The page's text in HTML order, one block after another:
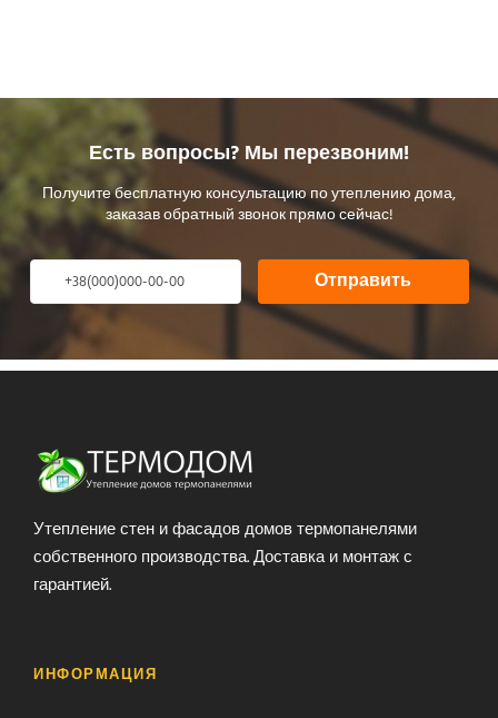
Есть вопросы? Мы перезвоним!
Получите бесплатную консультацию по утеплению дома,
заказав обратный звонок прямо сейчас!
Отправить
Утепление стен и фасадов домов термопанелями
собственного производства. Доставка и монтаж с
гарантией.
ИНФОРМАЦИЯ